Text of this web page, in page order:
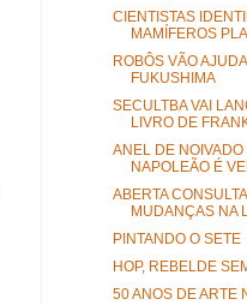
CIENTISTAS
MAMÍFEROS
ROBÔS VÃO
FUKUSHIMA
SECULTBA VAI
LIVRO DE
ANEL DE
NAPOLEÃO É
ABERTA
MUDANÇAS NA
PINTANDO O SETE
HOP, REBELDE
50 ANOS DE ARTE